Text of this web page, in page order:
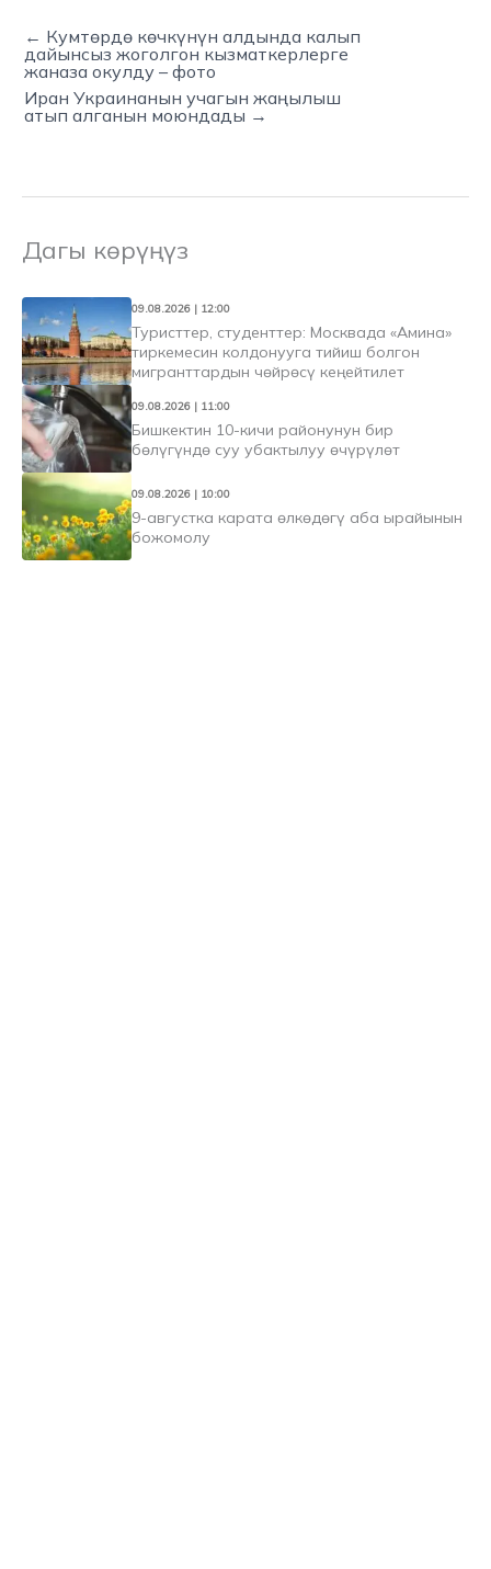
← Кумтөрдө көчкүнүн алдында калып
дайынсыз жоголгон кызматкерлерге
жаназа окулду – фото
Иран Украинанын учагын жаңылыш
атып алганын моюндады →
Дагы көрүңүз
09.08.2026 | 12:00
Туристтер, студенттер: Москвада «Амина»
тиркемесин колдонууга тийиш болгон
мигранттардын чөйрөсү кеңейтилет
09.08.2026 | 11:00
Бишкектин 10-кичи районунун бир
бөлүгүндө суу убактылуу өчүрүлөт
09.08.2026 | 10:00
9-августка карата өлкөдөгү аба ырайынын
божомолу